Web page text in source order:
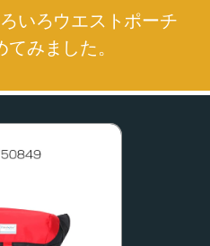
いろウエストポーチ
みました。